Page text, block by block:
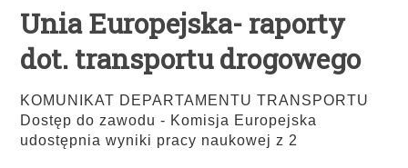
Unia Europejska- raporty
dot. transportu drogowego
KOMUNIKAT DEPARTAMENTU TRANSPORTU
Dostęp do zawodu - Komisja Europejska
udostępnia wyniki pracy naukowej z 2